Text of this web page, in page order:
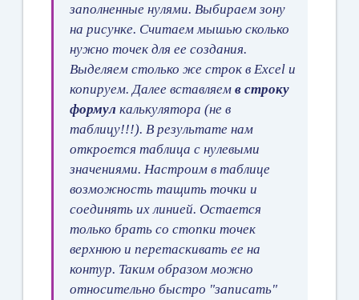
заполненные нулями. Выбираем зону
на рисунке. Считаем мышью сколько
нужно точек для ее создания.
Выделяем столько же строк в Excel и
копируем. Далее вставляемв строку
формул калькулятора (не в
таблицу!!!). В результате нам
откроется таблица с нулевыми
значениями. Настроим в таблице
возможность тащить точки и
соединять их линией. Остается
только брать со стопки точек
верхнюю и перетаскивать ее на
контур. Таким образом можно
относительно быстро "записать"